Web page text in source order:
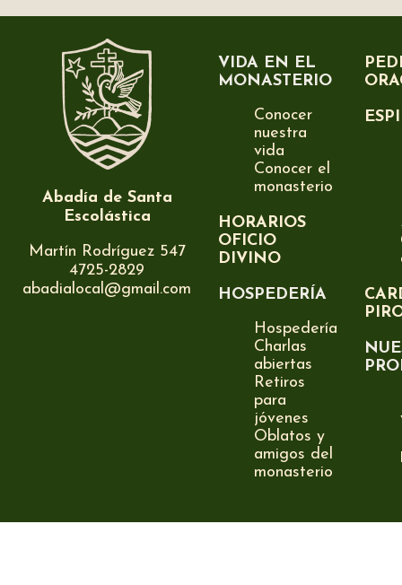
Abadía de Santa
Escolástica
Martín Rodríguez 547
4725-2829
abadialocal@gmail.com
VIDA EN EL
MONASTERIO
Conocer
nuestra
vida
Conocer el
monasterio
HORARIOS
OFICIO
DIVINO
HOSPEDERÍA
Hospedería
Charlas
abiertas
Retiros
para
jóvenes
Oblatos y
amigos del
monasterio